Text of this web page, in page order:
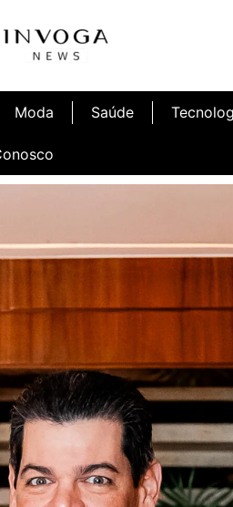
Moda Saúde
Inauguração Ninetto Fortaleza